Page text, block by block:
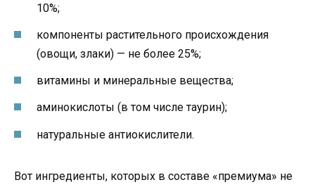
10%;
компоненты растительного происхождения
(овощи, злаки) — не более 25%;
витамины и минеральные вещества;
аминокислоты (в том числе таурин);
натуральные антиокислители.
Вот ингредиенты, которых в составе «премиума» не